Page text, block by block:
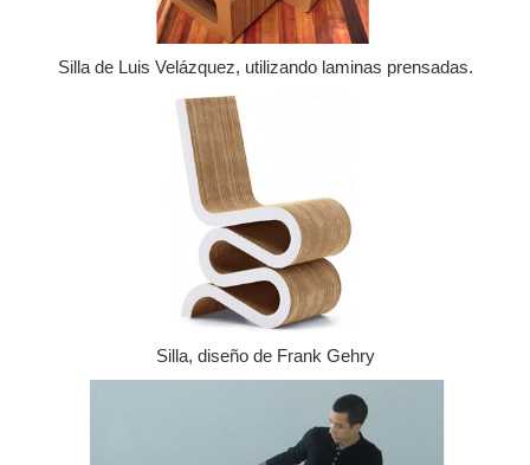
Silla de Luis Velázquez, utilizando laminas prensadas.
Silla, diseño de Frank Gehry